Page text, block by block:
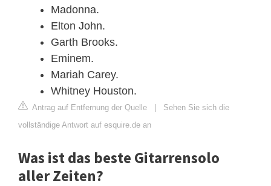
Madonna.
Elton John.
Garth Brooks.
Eminem.
Mariah Carey.
Whitney Houston.
Antrag auf Entfernung der Quelle | Sehen Sie sich die
vollständige Antwort auf esquire.de an
Was ist das beste Gitarrensolo
aller Zeiten?